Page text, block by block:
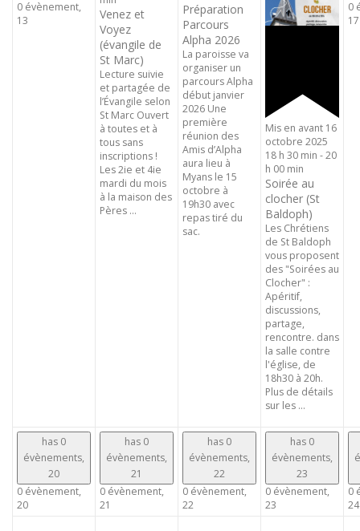
0 évènement,
13
Venez et
Voyez
(évangile de
St Marc)
Lecture suivie
et partagée de
l’Évangile selon
St Marc Ouvert
à toutes et à
tous sans
inscriptions !
Les 2ie et 4ie
mardi du mois
à la maison des
Pères ...
Préparation
Parcours
Alpha 2026
La paroisse va
organiser un
parcours Alpha
début janvier
2026 Une
première
réunion des
Amis d’Alpha
aura lieu à
Myans le 15
octobre à
19h30 avec
repas tiré du
sac.
Mis en avant 16
octobre 2025
18 h 30 min -20
h 00 min
Soirée au
clocher (St
Baldoph)
Les Chrétiens
de St Baldoph
vous proposent
des "Soirées au
Clocher" :
Apéritif,
discussions,
partage,
rencontre. dans
la salle contre
l'église, de
18h30 à 20h.
Plus de détails
sur les ...
0
17
has 0
évènements,
20
0 évènement,
20
has 0
évènements,
21
0 évènement,
21
has 0
évènements,
22
0 évènement,
22
has 0
évènements,
23
0 évènement,
23
0
24